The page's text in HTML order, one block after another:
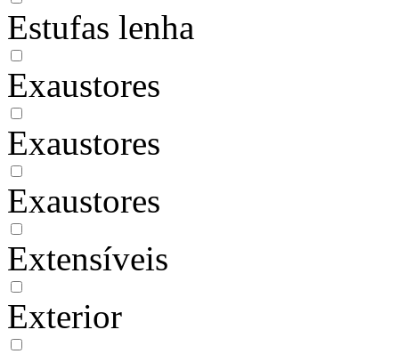
Estufas lenha
Exaustores
Exaustores
Exaustores
Extensíveis
Exterior